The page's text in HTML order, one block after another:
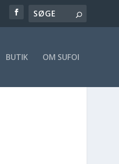
BUTIK OM SUFOI